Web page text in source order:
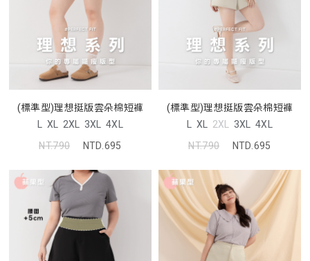
(標準型)理想挺版雲朵棉短褲
L XL 2XL 3XL 4XL
NT.790
NTD.695
(標準型)理想挺版雲朵棉短褲
L XL 2XL 3XL 4XL
NT.790
NTD.695